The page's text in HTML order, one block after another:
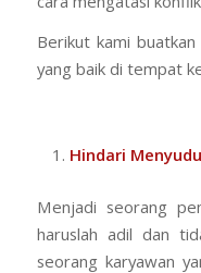
Berikut kami
yang baik di tempat
Hindari
Menjadi seorang
haruslah adil dan
seorang karyawan